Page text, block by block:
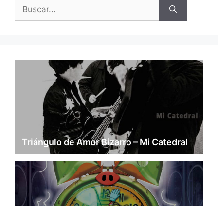
Triángulo de Amor Bizarro – Mi Catedral